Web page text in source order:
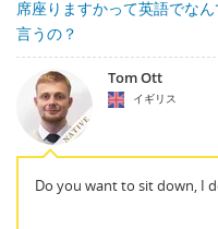
席座りますかって英語でなん
言うの？
Tom Ott
イギリス
Do you want to sit down, I